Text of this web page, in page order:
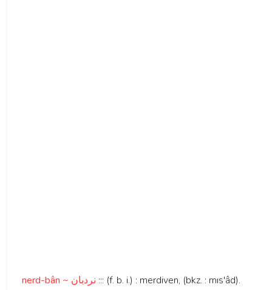
nerd-bân ~ نردبان ::: (f. b. i.) : merdiven, (bkz. : mıs'âd).